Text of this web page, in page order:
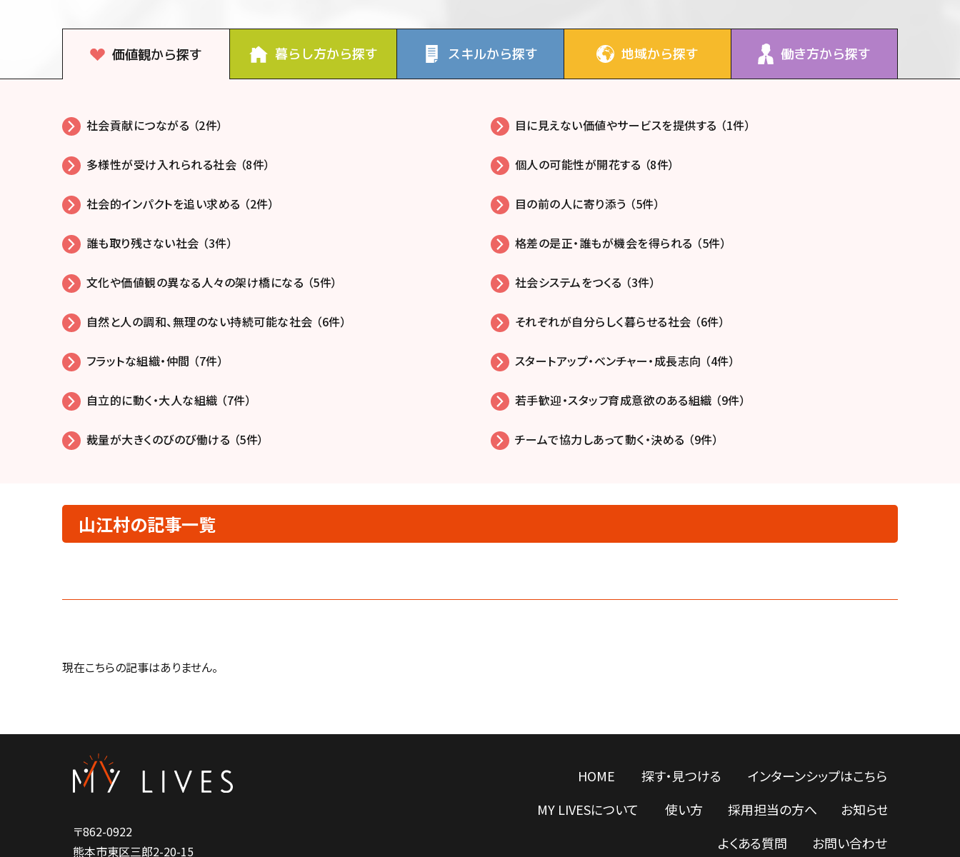
価値観から探す 暮らし方から探す スキルから探す 地域から探す 働き方から探す
社会貢献につながる （2件） 目に見えない価値やサービスを提供する （1件）
多様性が受け入れられる社会 （8件） 個人の可能性が開花する （8件）
社会的インパクトを追い求める （2件） 目の前の人に寄り添う （5件）
誰も取り残さない社会 （3件） 格差の是正・誰もが機会を得られる （5件）
文化や価値観の異なる人々の架け橋になる （5件） 社会システムをつくる （3件）
自然と人の調和、無理のない持続可能な社会 （6件） それぞれが自分らしく暮らせる社会 （6件）
フラットな組織・仲間 （7件） スタートアップ・ベンチャー・成長志向 （4件）
自立的に動く・大人な組織 （7件） 若手歓迎・スタッフ育成意欲のある組織 （9件）
裁量が大きくのびのび働ける （5件） チームで協力しあって動く・決める （9件）
山江村の記事一覧
現在こちらの記事はありません。
〒862-0922
熊本市東区三郎2-20-15
HOME 探す・見つける
インターンシップはこちら
MY LIVESについて
使い方 採用担当の方へ
お知らせ
よくある質問
お問い合わせ